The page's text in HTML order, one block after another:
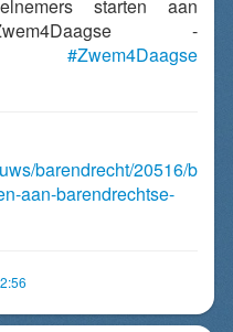
starten aan
-
#Zwem4Daagse
barendrecht/20516/b
aan-barendrechtse-